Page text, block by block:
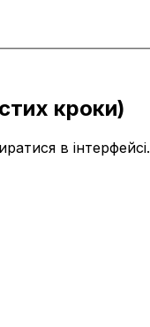
кроки)
в інтерфейсі.